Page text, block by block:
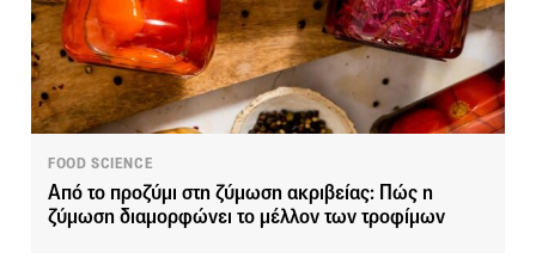
FOOD SCIENCE
Από το προζύμι στη ζύμωση ακριβείας: Πώς η
ζύμωση διαμορφώνει το μέλλον των τροφίμων